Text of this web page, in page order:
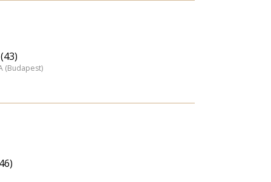
(Budapest)